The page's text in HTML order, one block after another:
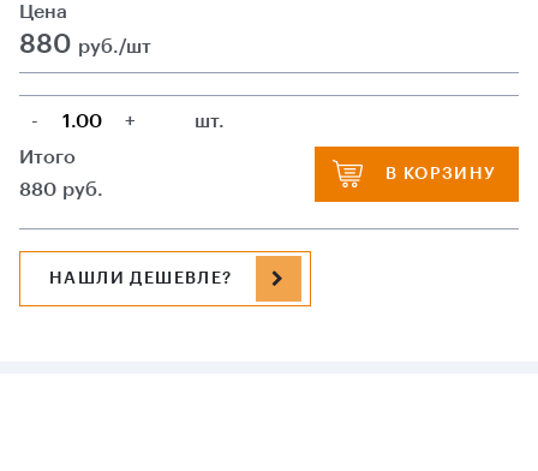
Цена
880 руб./шт
- +
шт.
Итого
880 руб.
В КОРЗИНУ
НАШЛИ ДЕШЕВЛЕ?